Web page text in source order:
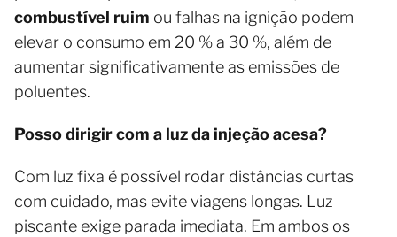
combustível ruim ou falhas na ignição podem
elevar o consumo em 20 % a 30 %, além de
aumentar significativamente as emissões de
poluentes.
Posso dirigir com a luz da injeção acesa?
Com luz fixa é possível rodar distâncias curtas
com cuidado, mas evite viagens longas. Luz
piscante exige parada imediata. Em ambos os